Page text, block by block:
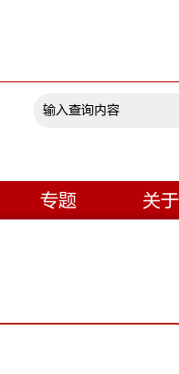
专题 关